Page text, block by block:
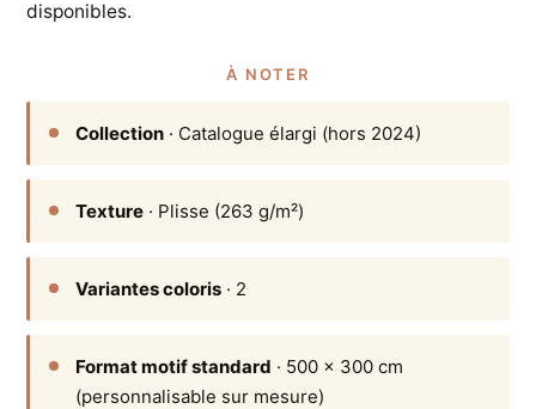
disponibles.
À NOTER
Collection · Catalogue élargi (hors 2024)
Texture · Plisse (263 g/m²)
Variantes coloris · 2
Format motif standard · 500 × 300 cm
(personnalisable sur mesure)